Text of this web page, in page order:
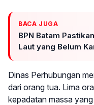
BACA JUGA
BPN Batam
Laut yang Belum
Dinas Perhubungan
dari orang tua. Lima
kepadatan massa